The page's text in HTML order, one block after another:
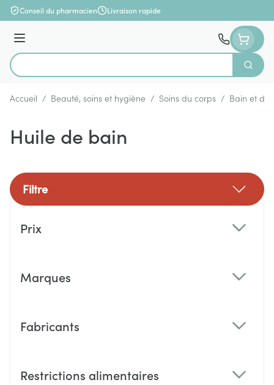
Aller au contenu
Conseil du pharmacien Livraison rapide
Menu
Rechercher
Accueil / Beauté, soins et hygiène / Soins du corps / Bain et
Huile de bain
Filtre
Prix
Marques
Fabricants
Restrictions alimentaires